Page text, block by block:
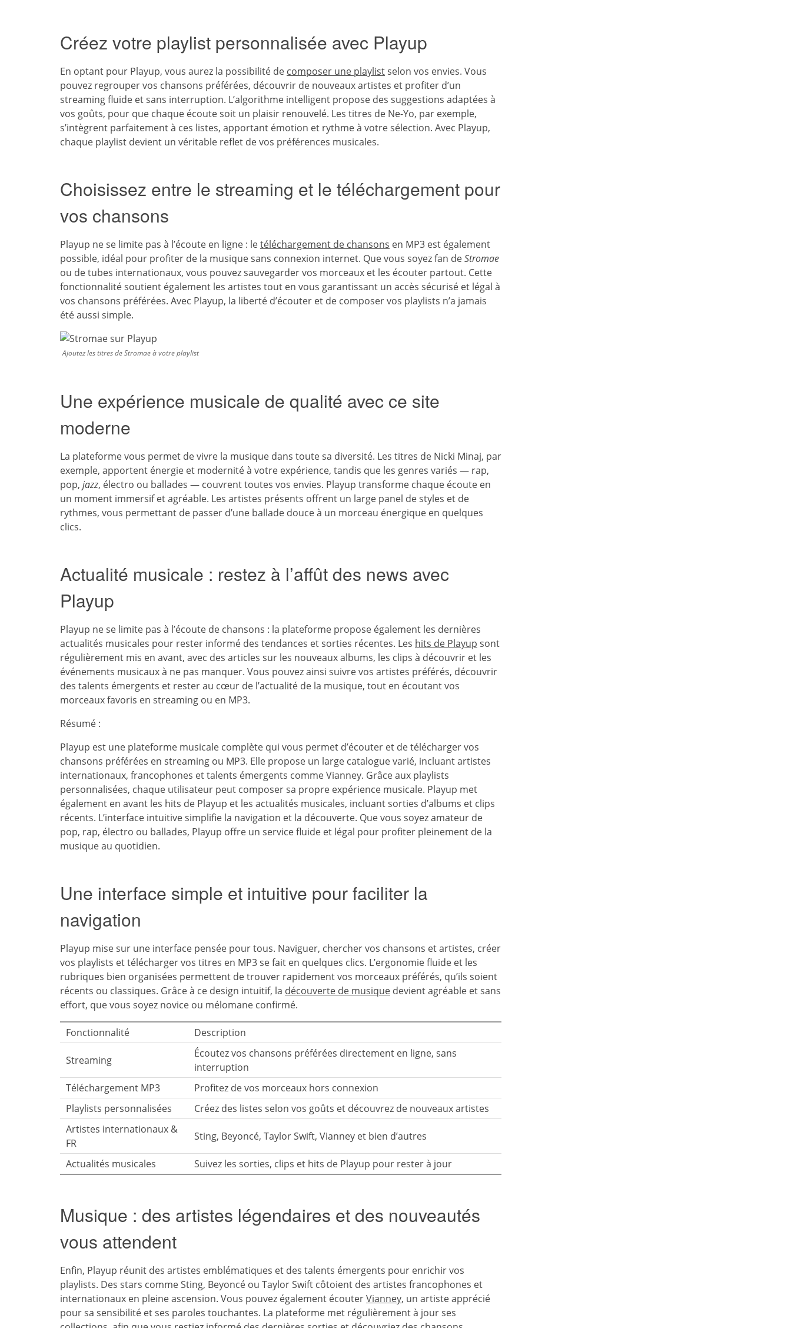
Créez votre playlist personnalisée avec Playup
En optant pour Playup, vous aurez la possibilité de composer une playlistselon vos envies. Vous
pouvez regrouper vos chansons préférées, découvrir de nouveaux artistes et profiter d’un
streaming fluide et sans interruption. L’algorithme intelligent propose des suggestions adaptées à
vos goûts, pour que chaque écoute soit un plaisir renouvelé. Les titres de Ne-Yo, par exemple,
s’intègrent parfaitement à ces listes, apportant émotion et rythme à votre sélection. Avec Playup,
chaque playlist devient un véritable reflet de vos préférences musicales.
Choisissez entre le streaming et le téléchargement pour
vos chansons
Playup ne se limite pas à l’écoute en ligne : letéléchargement de chansons en MP3 est également
possible, idéal pour profiter de la musique sans connexion internet. Que vous soyez fan deStromae
ou de tubes internationaux, vous pouvez sauvegarder vos morceaux et les écouter partout. Cette
fonctionnalité soutient également les artistes tout en vous garantissant un accès sécurisé et légal à
vos chansons préférées. Avec Playup, la liberté d’écouter et de composer vos playlists n’a jamais
été aussi simple.
Ajoutez les titres de Stromae à votre playlist
Une expérience musicale de qualité avec ce site
moderne
La plateforme vous permet de vivre la musique dans toute sa diversité. Les titres de Nicki Minaj, par
exemple, apportent énergie et modernité à votre expérience, tandis que les genres variés — rap,
pop, jazz, électro ou ballades — couvrent toutes vos envies. Playup transforme chaque écoute en
un moment immersif et agréable. Les artistes présents offrent un large panel de styles et de
rythmes, vous permettant de passer d’une ballade douce à un morceau énergique en quelques
clics.
Actualité musicale : restez à l’affût des news avec
Playup
Playup ne se limite pas à l’écoute de chansons : la plateforme propose également les dernières
actualités musicales pour rester informé des tendances et sorties récentes. Les hits de Playup sont
régulièrement mis en avant, avec des articles sur les nouveaux albums, les clips à découvrir et les
événements musicaux à ne pas manquer. Vous pouvez ainsi suivre vos artistes préférés, découvrir
des talents émergents et rester au cœur de l’actualité de la musique, tout en écoutant vos
morceaux favoris en streaming ou en MP3.
Résumé :
Playup est une plateforme musicale complète qui vous permet d’écouter et de télécharger vos
chansons préférées en streaming ou MP3. Elle propose un large catalogue varié, incluant artistes
internationaux, francophones et talents émergents comme Vianney. Grâce aux playlists
personnalisées, chaque utilisateur peut composer sa propre expérience musicale. Playup met
également en avant les hits de Playup et les actualités musicales, incluant sorties d’albums et clips
récents. L’interface intuitive simplifie la navigation et la découverte. Que vous soyez amateur de
pop, rap, électro ou ballades, Playup offre un service fluide et légal pour profiter pleinement de la
musique au quotidien.
Une interface simple et intuitive pour faciliter la
navigation
Playup mise sur une interface pensée pour tous. Naviguer, chercher vos chansons et artistes, créer
vos playlists et télécharger vos titres en MP3 se fait en quelques clics. L’ergonomie fluide et les
rubriques bien organisées permettent de trouver rapidement vos morceaux préférés, qu’ils soient
récents ou classiques. Grâce à ce design intuitif, la découverte de musique devient agréable et sans
effort, que vous soyez novice ou mélomane confirmé.
Fonctionnalité Description
Streaming
Écoutez vos chansons préférées directement en ligne, sans
interruption
Téléchargement MP3
Profitez de vos morceaux hors connexion
Playlists personnalisées
Créez des listes selon vos goûts et découvrez de nouveaux artistes
Artistes internationaux &
FR
Sting, Beyoncé, Taylor Swift, Vianney et bien d’autres
Actualités musicales Suivez les sorties, clips et hits de Playup pour rester à jour
Musique : des artistes légendaires et des nouveautés
vous attendent
Enfin, Playup réunit des artistes emblématiques et des talents émergents pour enrichir vos
playlists. Des stars comme Sting, Beyoncé ou Taylor Swift côtoient des artistes francophones et
internationaux en pleine ascension. Vous pouvez également écouterVianney, un artiste apprécié
pour sa sensibilité et ses paroles touchantes. La plateforme met régulièrement à jour ses